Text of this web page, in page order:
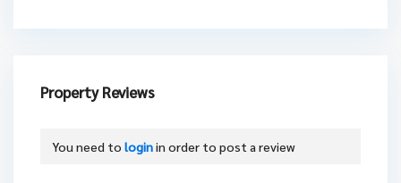
Property Reviews
You need to loginin order to post a review